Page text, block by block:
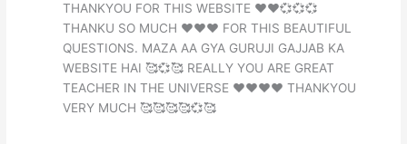
THANKYOU FOR THIS WEBSITE ❤️❤️💞💞💞
THANKU SO MUCH ❤️❤️❤️ FOR THIS BEAUTIFUL
QUESTIONS. MAZA AA GYA GURUJI GAJJAB KA
WEBSITE HAI 🥰💞🥰 REALLY YOU ARE GREAT
TEACHER IN THE UNIVERSE ❤️❤️❤️❤️ THANKYOU
VERY MUCH 🥰🥰🥰🥰💞🥰